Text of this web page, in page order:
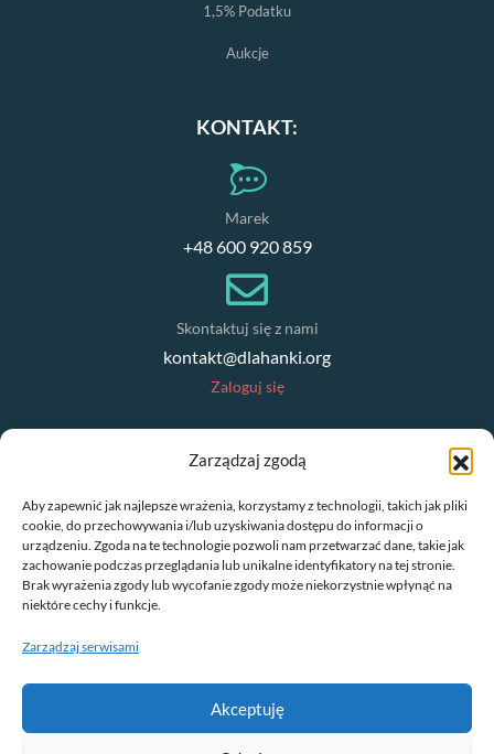
Zarządzaj zgodą
Aby zapewnić jak najlepsze wrażenia, korzystamy z technologii, takich jak pliki
cookie, do przechowywania i/lub uzyskiwania dostępu do informacji o
urządzeniu. Zgoda na te technologie pozwoli nam przetwarzać dane, takie jak
zachowanie podczas przeglądania lub unikalne identyfikatory na tej stronie.
Brak wyrażenia zgody lub wycofanie zgody może niekorzystnie wpłynąć na
niektóre cechy i funkcje.
Zarządzaj serwisami
Akceptuję
1,5% Podatku
Aukcje
KONTAKT:
Marek
+48 600 920 859
Skontaktuj się z nami
kontakt@dlahanki.org
Zaloguj się
E-mail
Akceptuję politykę prywatności